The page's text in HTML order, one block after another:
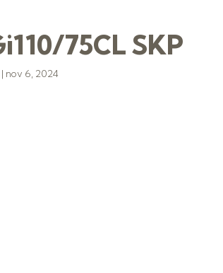
75CL SKP
| nov 6, 2024